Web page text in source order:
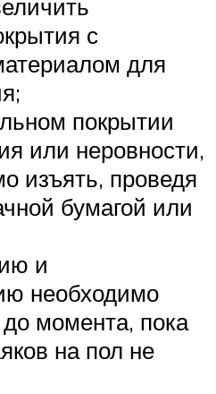
с
для
покрытии
или неровности,
изъять, проведя
бумагой или
и
необходимо
момента, пока
на пол не